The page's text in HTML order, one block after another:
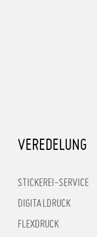
VEREDELUNG
STICKEREI-SERVICE
DIGITALDRUCK
FLEXDRUCK